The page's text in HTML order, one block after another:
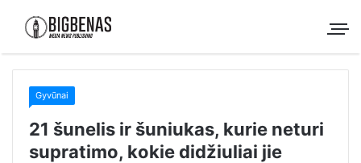
Gyvūnai
21 šunelis ir šuniukas, kurie neturi
supratimo, kokie didžiuliai jie